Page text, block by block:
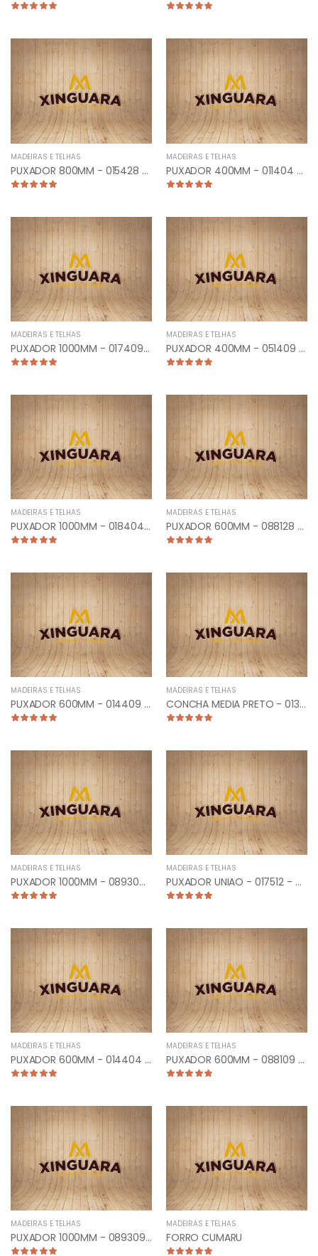
MADEIRAS E TELHAS
PUXADOR 800MM - 015428 - TUB. CURVO LATERAL ESCOVADO
MADEIRAS E TELHAS
PUXADOR 400MM - 011404 - TUBULAR RETO CROMADO
MADEIRAS E TELHAS
PUXADOR 1000MM - 017409 - TUB. CURVO LATERAL ANTIQUE
MADEIRAS E TELHAS
PUXADOR 400MM - 051409 - PLANO RETO ANTIQUE
MADEIRAS E TELHAS
PUXADOR 1000MM - 018404 - TUBULAR RETO CROMADO
MADEIRAS E TELHAS
PUXADOR 600MM - 088128 - TUB CURVO FRONTAL ESCOVADO
MADEIRAS E TELHAS
PUXADOR 600MM - 014409 - TUBULAR RETO ANTIQUE
MADEIRAS E TELHAS
CONCHA MEDIA PRETO - 013206
MADEIRAS E TELHAS
PUXADOR 1000MM - 089304 - PLANO CURVO CROMADO
MADEIRAS E TELHAS
PUXADOR UNIAO - 017512 - CLASSIC 10CM ESCOVADO
MADEIRAS E TELHAS
PUXADOR 600MM - 014404 - TUBULAR RETO CROMADO
MADEIRAS E TELHAS
PUXADOR 600MM - 088109 - TUB CURVO FRONTAL ANTIQUE
MADEIRAS E TELHAS
PUXADOR 1000MM - 089309 - PLANO CURVO ANTIQUE
MADEIRAS E TELHAS
FORRO CUMARU